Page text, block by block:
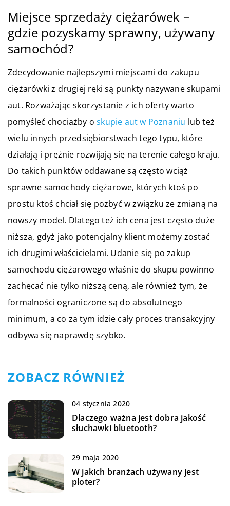
Miejsce sprzedaży ciężarówek –
gdzie pozyskamy sprawny, używany
samochód?
Zdecydowanie najlepszymi miejscami do zakupu
ciężarówki z drugiej ręki są punkty nazywane skupami
aut. Rozważając skorzystanie z ich oferty warto
pomyśleć chociażby oskupie aut w Poznaniu lub też
wielu innych przedsiębiorstwach tego typu, które
działają i prężnie rozwijają się na terenie całego kraju.
Do takich punktów oddawane są często wciąż
sprawne samochody ciężarowe, których ktoś po
prostu ktoś chciał się pozbyć w związku ze zmianą na
nowszy model. Dlatego też ich cena jest często duże
niższa, gdyż jako potencjalny klient możemy zostać
ich drugimi właścicielami. Udanie się po zakup
samochodu ciężarowego właśnie do skupu powinno
zachęcać nie tylko niższą ceną, ale również tym, że
formalności ograniczone są do absolutnego
minimum, a co za tym idzie cały proces transakcyjny
odbywa się naprawdę szybko.
ZOBACZ RÓWNIEŻ
04 stycznia 2020
Dlaczego ważna jest dobra jakość
słuchawki bluetooth?
29 maja 2020
W jakich branżach używany jest
ploter?